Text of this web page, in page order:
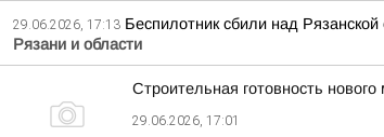
29.06.2026, 17:13 Беспилотник сбили над
Рязани и области
Строительная готовность
29.06.2026, 17:01